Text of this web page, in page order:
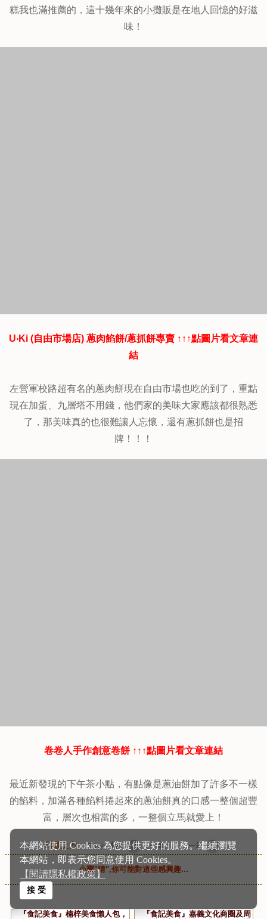
本網站使用 Cookies 為您提供更好的服務。繼續瀏覽
本網站，即表示您同意使用 Cookies。
【閱讀隱私權政策】
接 受
糕我也滿推薦的，這十幾年來的小攤販是在地人回憶的好滋
味！
U‧Ki (自由市場店) 蔥肉餡餅/蔥抓餅專賣 ↑↑↑點圖片看文章連
結
左營軍校路超有名的蔥肉餅現在自由市場也吃的到了，重點
現在加蛋、九層塔不用錢，他們家的美味大家應該都很熟悉
了，那美味真的也很難讓人忘懷，還有蔥抓餅也是招
牌！！！
卷卷人手作創意卷餅 ↑↑↑點圖片看文章連結
最近新發現的下午茶小點，有點像是蔥油餅加了許多不一樣
的餡料，加滿各種餡料捲起來的蔥油餅真的口感一整個超豐
富，層次也相當的多，一整個立馬就愛上！
到最上方
小寶"猜",你可能對這些感興趣...
『食記美食』楠梓美食懶人包，
『食記美食』嘉義文化商圈及周